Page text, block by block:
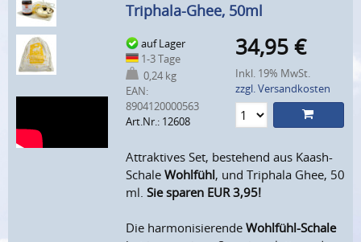
Triphala-Ghee, 50ml
auf Lager
1-3 Tage
0,24 kg
EAN:
8904120000563
Art.Nr.: 12608
34,95 €
Inkl. 19% MwSt.
zzgl. Versandkosten
Attraktives Set, bestehend aus Kaash-
SchaleWohlfühl, und Triphala Ghee, 50
ml.Sie sparen EUR 3,95!
Die harmonisierendeWohlfühl-Schale